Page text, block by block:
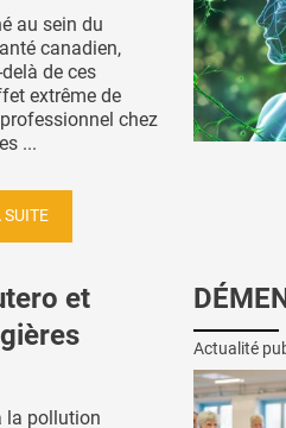
au sein du
canadien,
de ces
extrême de
chez
...
SUITE
et
la pollution
Actualité